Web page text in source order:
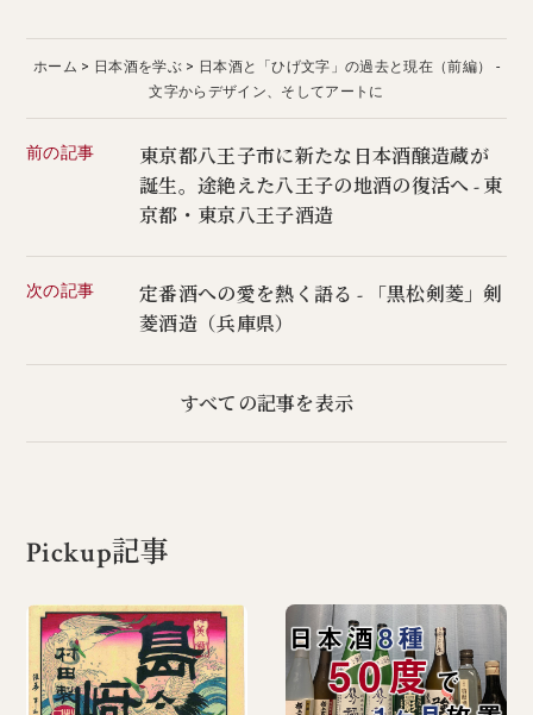
ホーム 日本酒を学ぶ
日本酒と「ひげ文字」の過去と現在（前編） -
文字からデザイン、そしてアートに
前の記事
東京都八王子市に新たな日本酒醸造蔵が
誕生。途絶えた八王子の地酒の復活へ - 東
京都・東京八王子酒造
次の記事
定番酒への愛を熱く語る - 「黒松剣菱」剣
菱酒造（兵庫県）
すべての記事を表示
Pickup記事